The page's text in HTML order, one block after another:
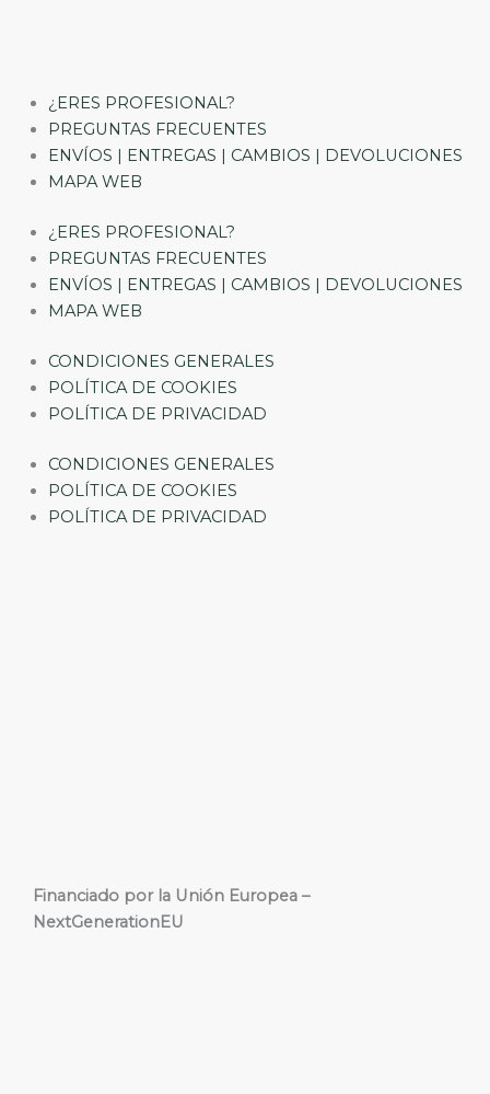
¿ERES PROFESIONAL?
PREGUNTAS FRECUENTES
ENVÍOS | ENTREGAS | CAMBIOS | DEVOLUCIONES
MAPA WEB
¿ERES PROFESIONAL?
PREGUNTAS FRECUENTES
ENVÍOS | ENTREGAS | CAMBIOS | DEVOLUCIONES
MAPA WEB
CONDICIONES GENERALES
POLÍTICA DE COOKIES
POLÍTICA DE PRIVACIDAD
CONDICIONES GENERALES
POLÍTICA DE COOKIES
POLÍTICA DE PRIVACIDAD
Financiado por la Unión Europea –
NextGenerationEU